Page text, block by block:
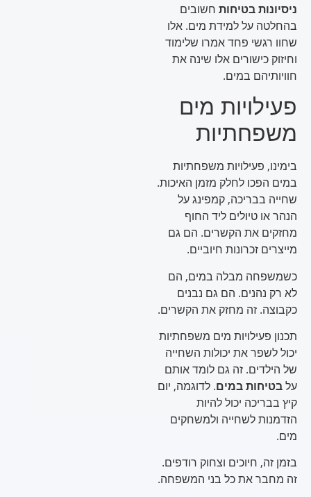
ניסיונות בטיחותחשובים
בהחלטה על למידת מים. אלו
שחוו רגשי פחד אמרו שלימוד
וחיזוק כישורים אלו שינה את
חוויותיהם במים.
פעילויות מים
משפחתיות
בימינו, פעילויות משפחתיות
במים הפכו לחלק מזמן האיכות.
שחייה בבריכה, קמפינג על
הנהר או טיולים ליד החוף
מחזקים את הקשרים. הם גם
מייצרים זכרונות חיוביים.
כשמשפחה מבלה במים, הם
לא רק נהנים. הם גם נבנים
כקבוצה. זה מחזק את הקשרים.
תכנון פעילויות מים משפחתיות
יכול לשפר את יכולות השחייה
של הילדים. זה גם לומד אותם
עלבטיחות במים. לדוגמה, יום
קיץ בבריכה יכול להיות
הזדמנות לשחייה ולמשחקים
מים.
בזמן זה, חיוכים וצחוק רודפים.
זה מחבר את כל בני המשפחה.